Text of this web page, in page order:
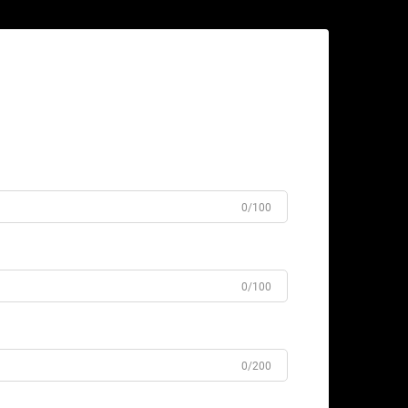
0/100
0/100
0/200